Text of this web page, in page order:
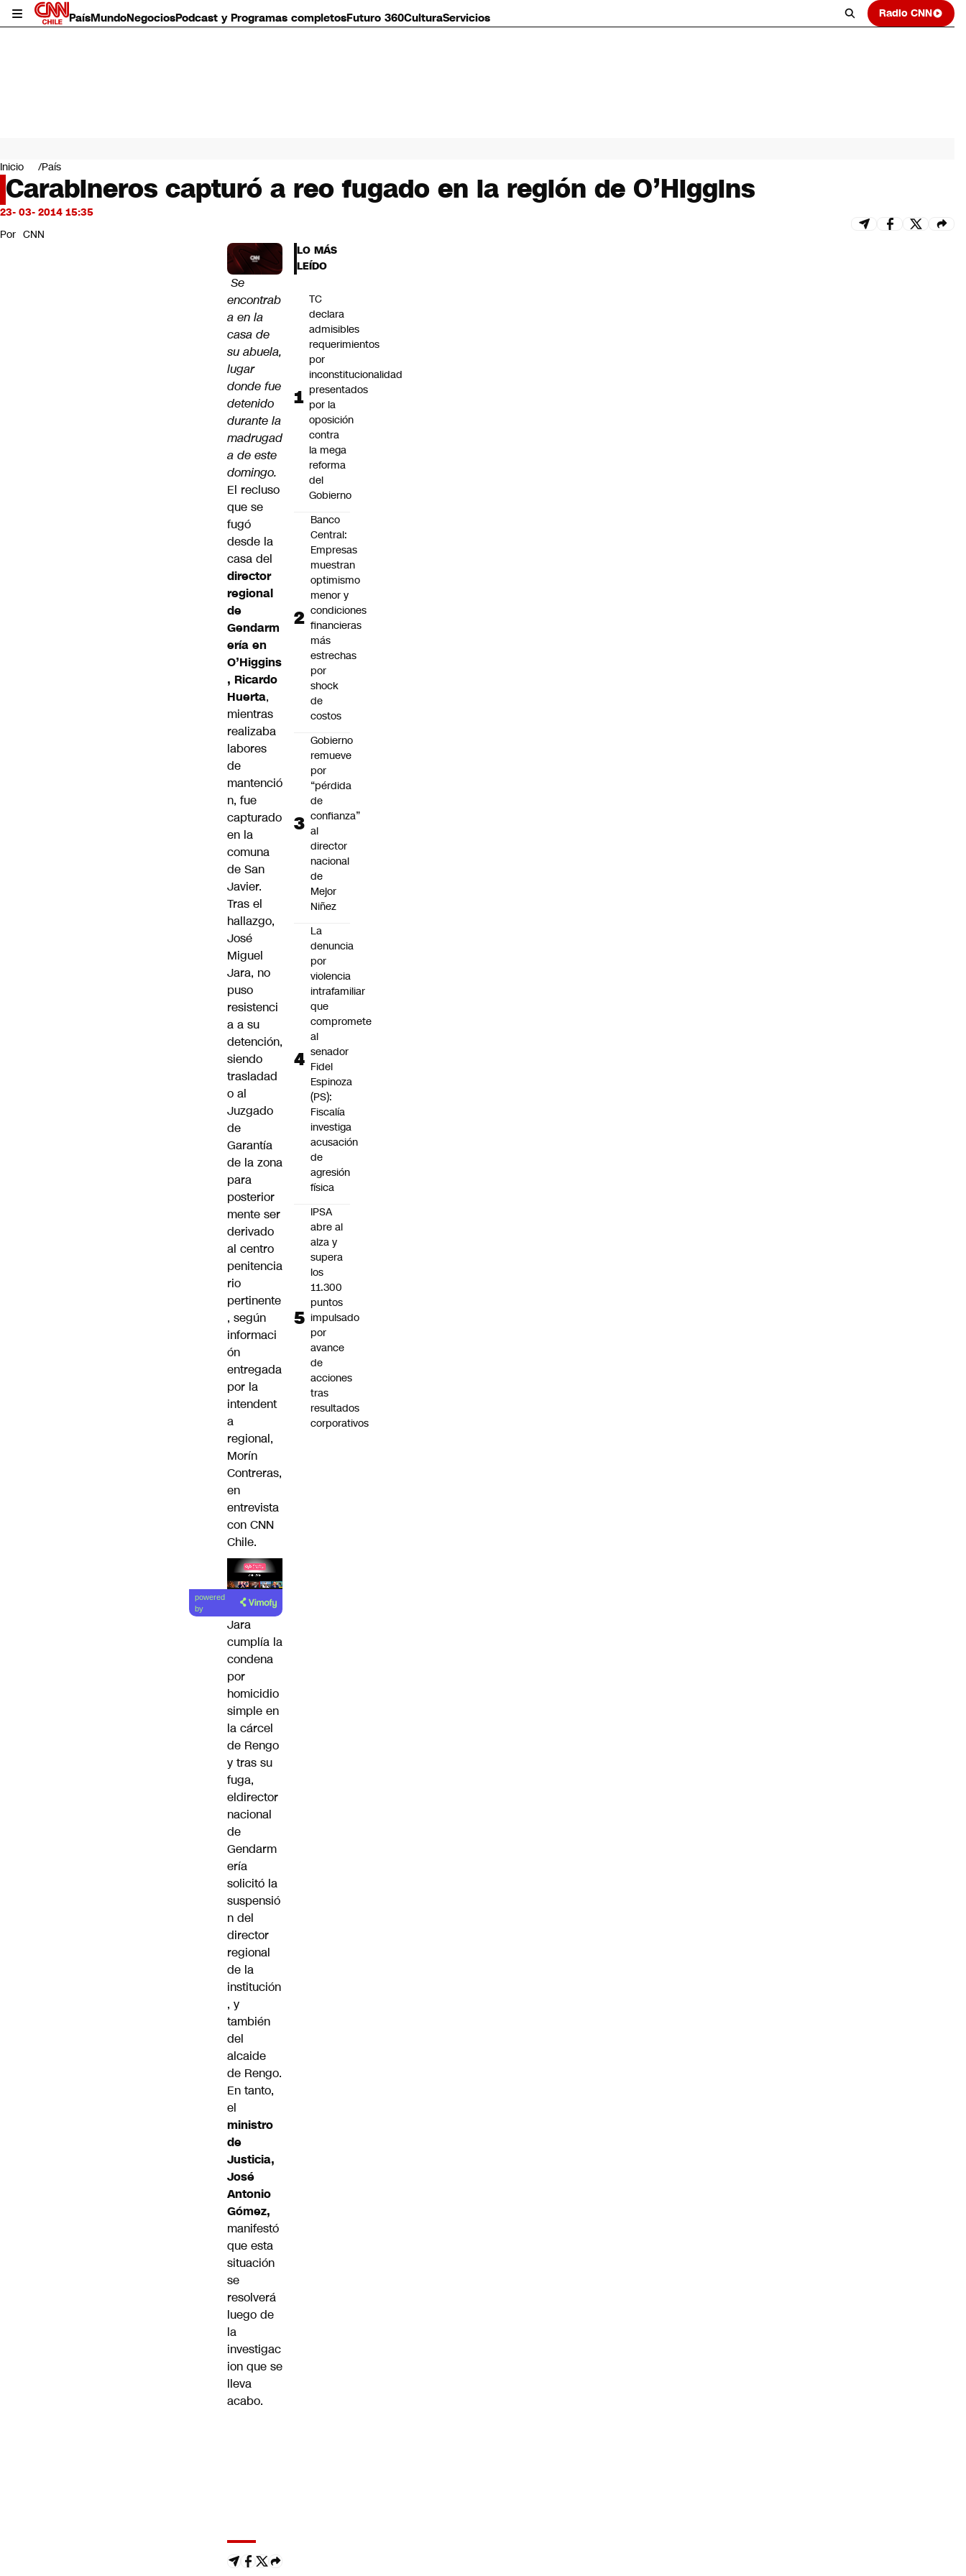
PaísMundoNegociosPodcast y Programas completosFuturo 360CulturaServicios Radio CNN
Mundo
Negocios
Deportes
Programas completos
Servicios
Inicio País
Carabineros capturó a reo fugado en la región de O’Higgins
23- 03- 2014 15:35
Por CNN
Se
encontrab
a en la
casa de
su abuela,
lugar
donde fue
detenido
durante la
madrugad
a de este
domingo.
El recluso
que se
fugó
desde la
casa del
director
regional
de
Gendarm
ería en
O’Higgins
, Ricardo
Huerta,
mientras
realizaba
labores
de
mantenció
n, fue
capturado
en la
comuna
de San
Javier.
Tras el
hallazgo,
José
Miguel
Jara, no
puso
resistenci
a a su
detención,
siendo
trasladad
o al
Juzgado
de
Garantía
de la zona
para
posterior
mente ser
derivado
al centro
penitencia
rio
pertinente
, según
informaci
ón
entregada
por la
intendent
a
regional,
Morín
Contreras,
en
entrevista
con CNN
Chile.
Lea el
artículo
powered
by
Jara
cumplía la
condena
por
homicidio
simple en
la cárcel
de Rengo
y tras su
fuga,
eldirector
nacional
de
Gendarm
ería
solicitó la
suspensió
n del
director
regional
de la
institución
, y
también
del
alcaide
de Rengo.
En tanto,
el
ministro
de
Justicia,
José
Antonio
Gómez,
manifestó
que esta
situación
se
resolverá
luego de
la
investigac
ion que se
lleva
acabo.
LO MÁS
LEÍDO
TC
declara
admisibles
requerimientos
por
inconstitucionalidad
presentados
por la
oposición
contra
la mega
reforma
del
Gobierno
Banco
Central:
Empresas
muestran
optimismo
menor y
condiciones
financieras
más
estrechas
por
shock
de
costos
Gobierno
remueve
por
“pérdida
de
confianza”
al
director
nacional
de
Mejor
Niñez
La
denuncia
por
violencia
intrafamiliar
que
compromete
al
senador
Fidel
Espinoza
(PS):
Fiscalía
investiga
acusación
de
agresión
física
IPSA
abre al
alza y
supera
los
11.300
puntos
impulsado
por
avance
de
acciones
tras
resultados
corporativos